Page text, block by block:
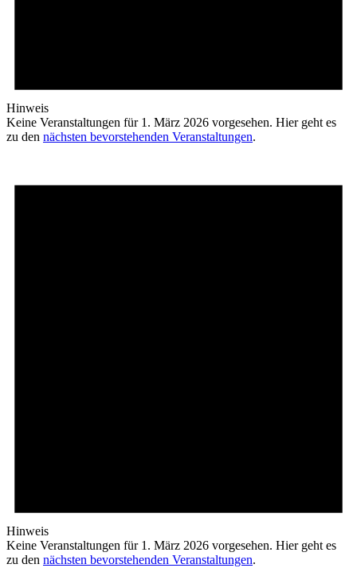
Hinweis
Keine Veranstaltungen für 1. März 2026 vorgesehen. Hier geht es
zu den nächsten bevorstehenden Veranstaltungen.
Hinweis
Keine Veranstaltungen für 1. März 2026 vorgesehen. Hier geht es
zu den nächsten bevorstehenden Veranstaltungen.